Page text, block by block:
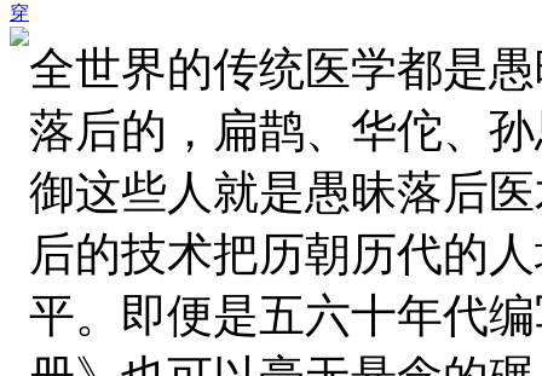
穿
全世界的传统医学都是
落后的，扁鹊、华佗、
御这些人就是愚昧落后
后的技术把历朝历代的
平。即便是五六十年代